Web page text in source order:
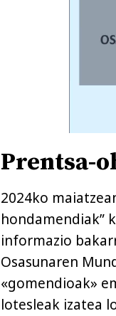
Prentsa-
2024ko
hondamendiak”
informazio
Osasunaren
«gomendioak»
lotesleak izatea